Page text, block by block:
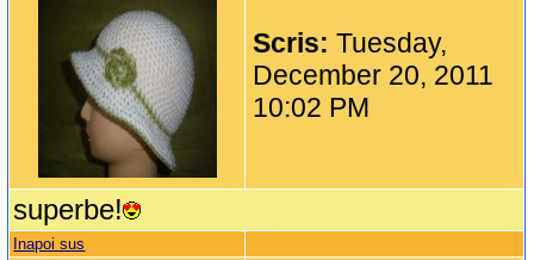
Scris:Tuesday,
December 20, 2011
10:02 PM
superbe!
Inapoi sus